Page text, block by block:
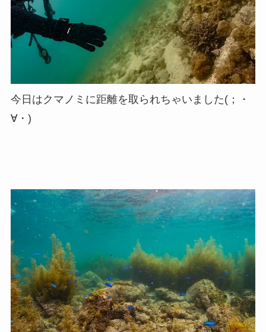
今日はクマノミに距離を取られちゃいました(；・
∀・)